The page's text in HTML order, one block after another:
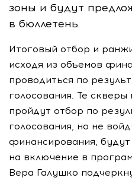
зоны и будут
в бюллетень.
Итоговый отбор и
исходя из объемов
проводиться по
голосования. Те
пройдут отбор по
голосования, но не
финансирования,
на включение в
Вера Галушко